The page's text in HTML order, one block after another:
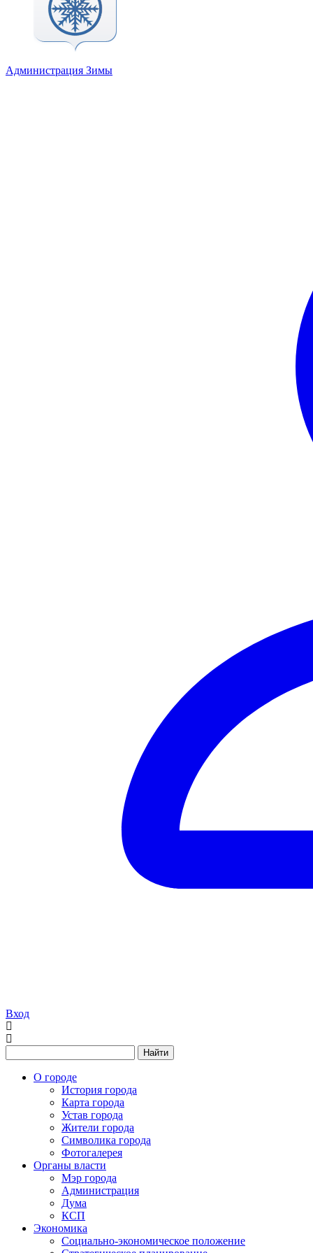
Администрация Зимы
Вход
Найти
О городе
История города
Карта города
Устав города
Жители города
Символика города
Фотогалерея
Органы власти
Мэр города
Администрация
Дума
КСП
Экономика
Социально-экономическое положение